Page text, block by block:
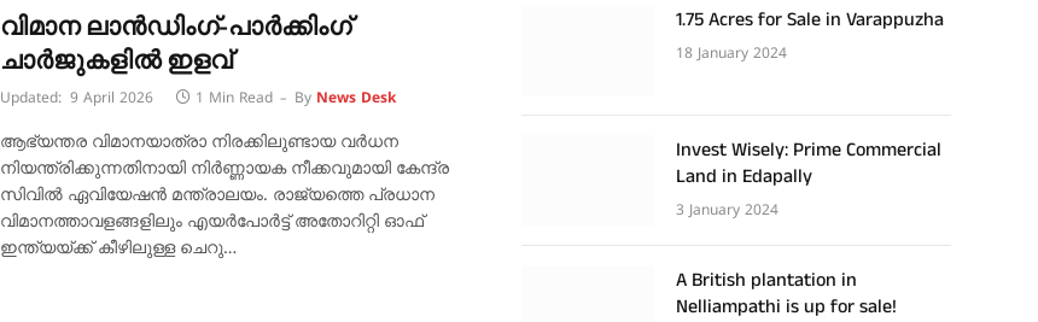
വിമാന ലാൻഡിംഗ്-പാർക്കിംഗ്
ചാർജുകളിൽ ഇളവ്
Updated: 9 April 2026 1 Min Read By News Desk
ആഭ്യന്തര വിമാനയാത്രാ നിരക്കിലുണ്ടായ വർധന
നിയന്ത്രിക്കുന്നതിനായി നിർണ്ണായക നീക്കവുമായി കേന്ദ്ര
സിവിൽ ഏവിയേഷൻ മന്ത്രാലയം. രാജ്യത്തെ പ്രധാന
വിമാനത്താവളങ്ങളിലും എയർപോർട്ട് അതോറിറ്റി ഓഫ്
ഇന്ത്യയ്ക്ക് കീഴിലുള്ള ചെറു…
1.75 Acres for Sale in Varappuzha
18 January 2024
Invest Wisely: Prime Commercial
Land in Edapally
3 January 2024
A British plantation in
Nelliampathi is up for sale!